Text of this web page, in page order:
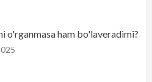
o'rganmasa ham bo'laveradimi?